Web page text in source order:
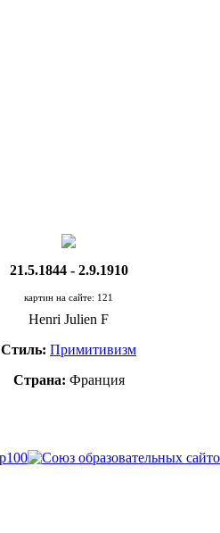
21.5.1844 - 2.9.1910
картин на сайте: 121
Henri Julien F
Стиль: Примитивизм
Страна: Франция